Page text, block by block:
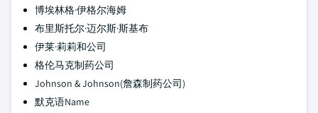
博埃林格·伊格尔海姆
布里斯托尔·迈尔斯·斯基布
伊莱·莉莉和公司
格伦马克制药公司
Johnson & Johnson(詹森制药公司)
默克语Name